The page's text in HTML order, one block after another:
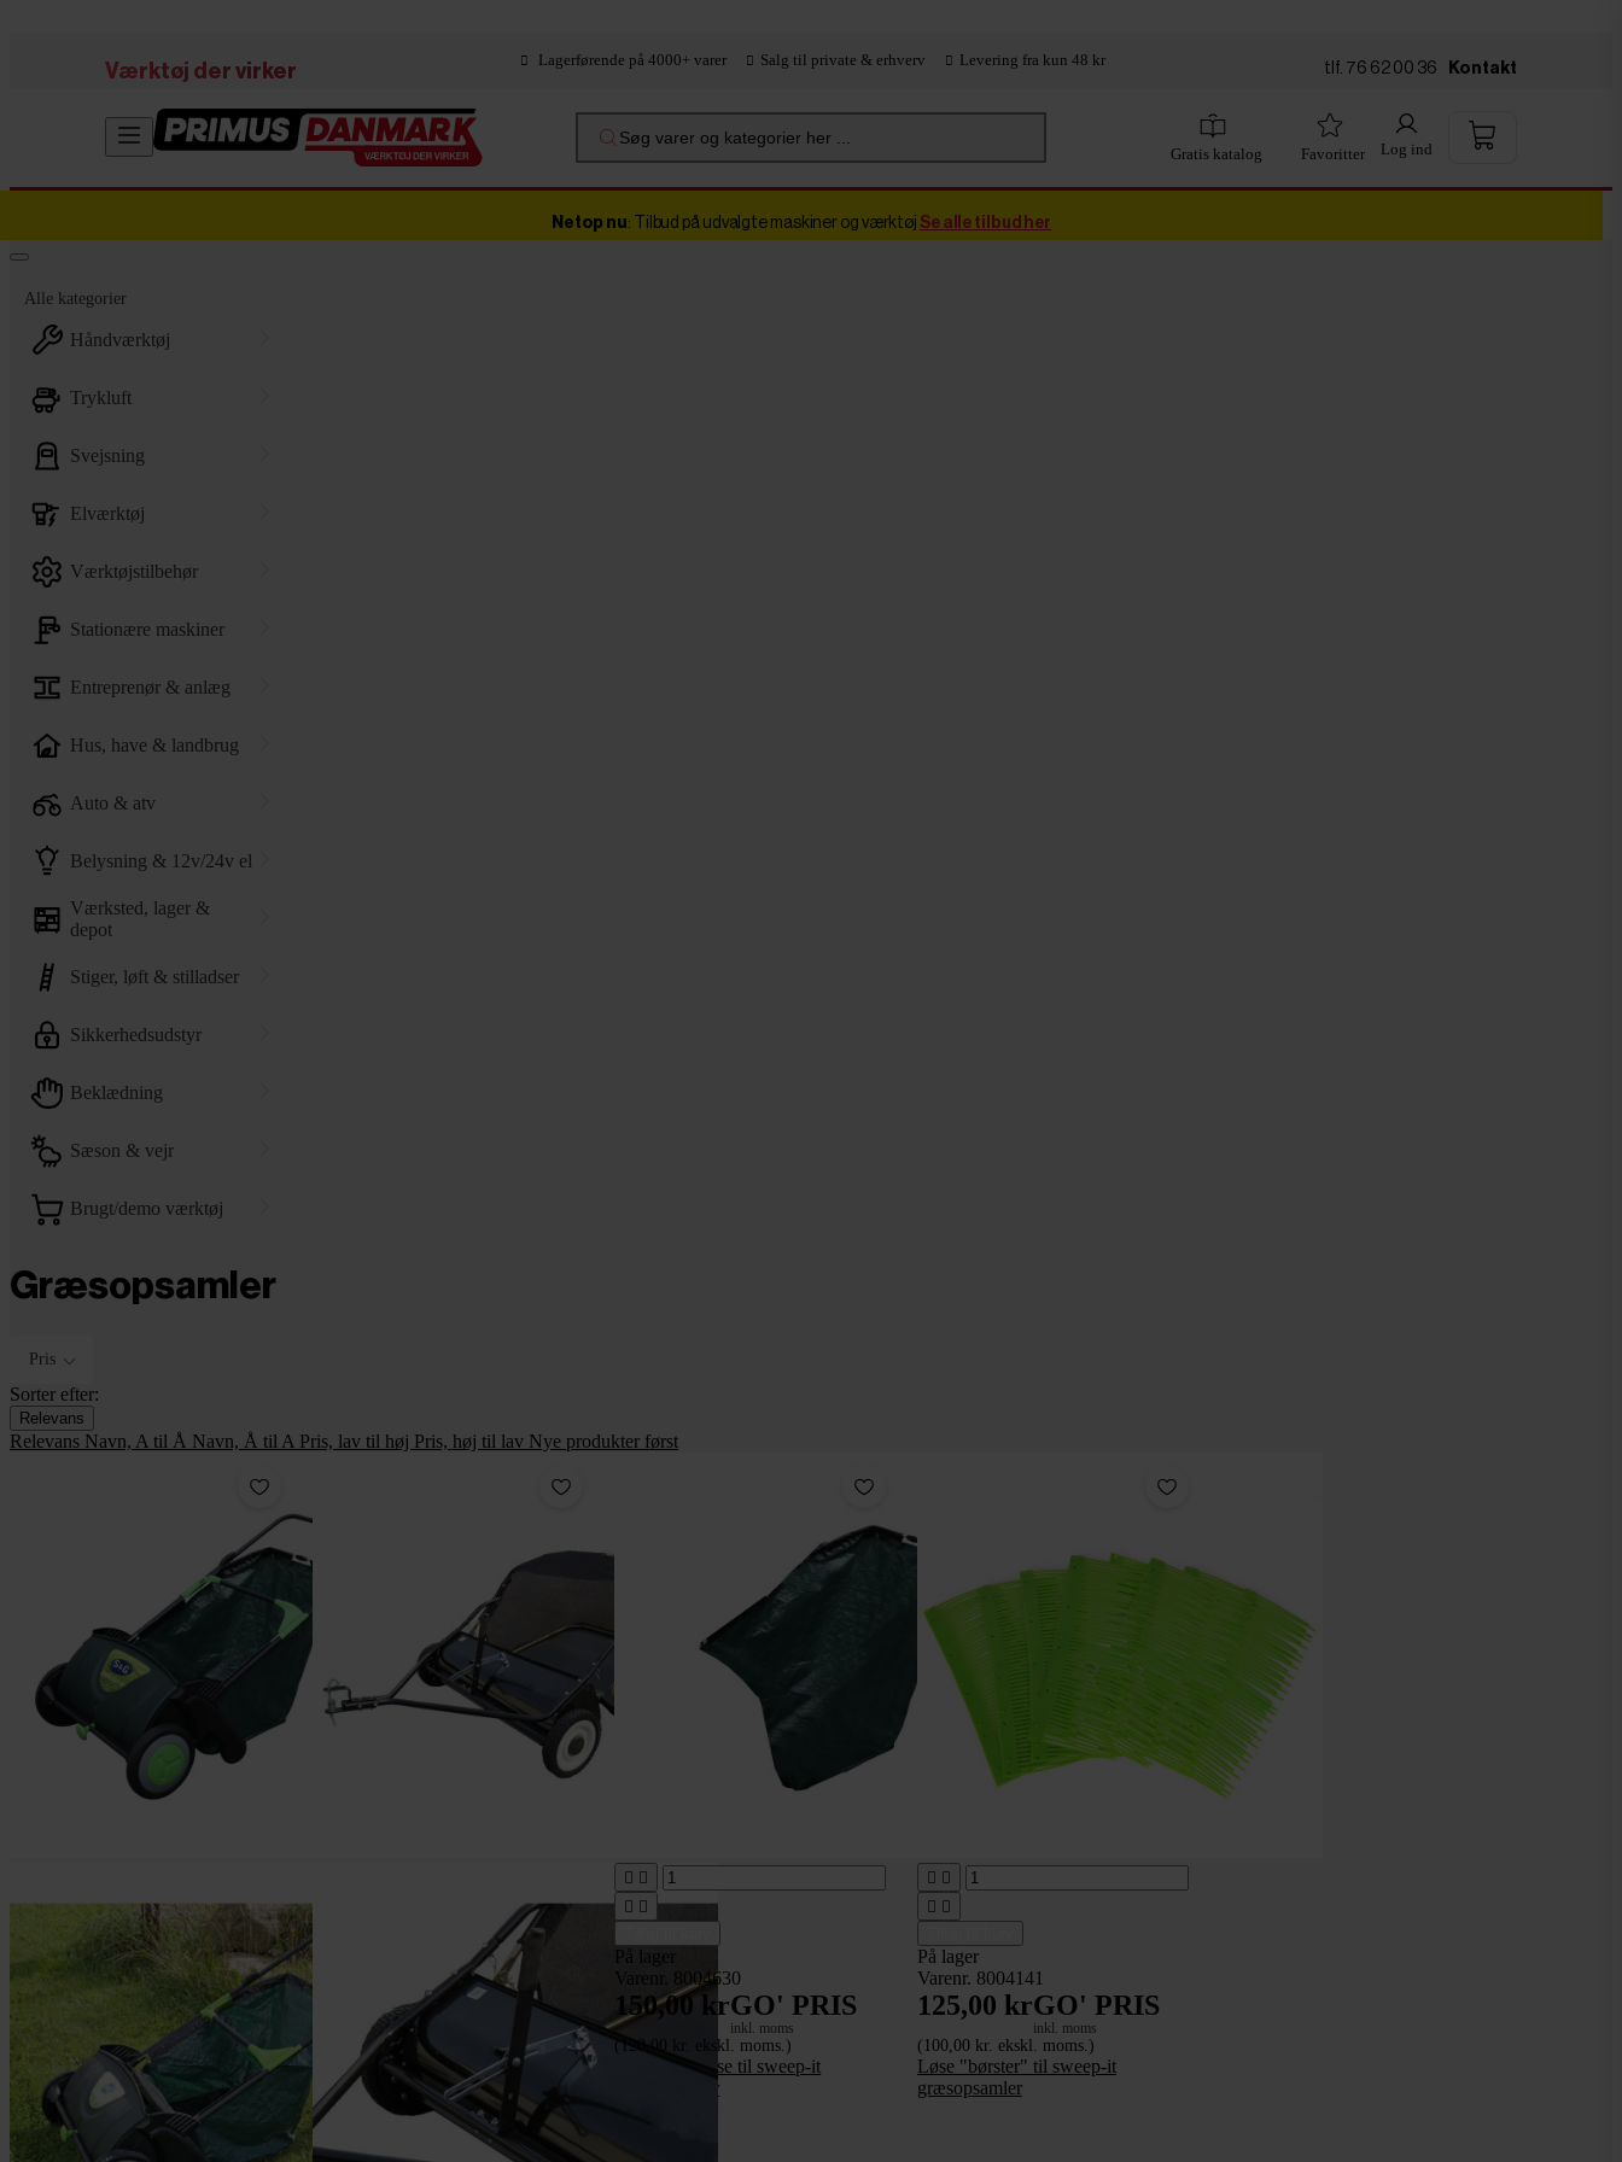
Værktøj der virker
Lagerførende på 4000+ varer Salg til private & erhverv Levering fra kun 48 kr tlf. 76 62 00 36 Kontakt
Søg varer og kategorier her ...
Gratis katalog Favoritter Log ind
Netop nu: Tilbud på udvalgte maskiner og værktøj Se alle tilbud her
Alle kategorier
håndværktøj
trykluft
svejsning
elværktøj
værktøjstilbehør
stationære maskiner
entreprenør & anlæg
hus, have & landbrug
auto & atv
belysning & 12v/24v el
værksted, lager &
depot
stiger, løft & stilladser
sikkerhedsudstyr
beklædning
sæson & vejr
brugt/demo værktøj
Græsopsamler
Pris
Sorter efter:
Relevans
Relevans Navn, A til Å Navn, Å til A Pris, lav til høj Pris, høj til lav Nye produkter først
 
 
På lager
Varenr. 8004630
150,00 krGO' PRIS
inkl. moms
(120,00 kr. ekskl. moms.)
Løs/ekstra pose til sweep-it
græsopsamler
 
 
På lager
Varenr. 8004141
125,00 krGO' PRIS
inkl. moms
(100,00 kr. ekskl. moms.)
Løse "børster" til sweep-it
græsopsamler